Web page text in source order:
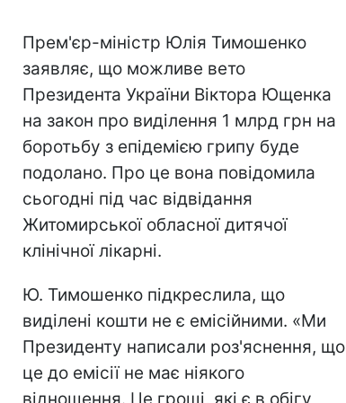
Прем'єр-міністр Юлія Тимошенко
заявляє, що можливе вето
Президента України Віктора Ющенка
на закон про виділення 1 млрд грн на
боротьбу з епідемією грипу буде
подолано. Про це вона повідомила
сьогодні під час відвідання
Житомирської обласної дитячої
клінічної лікарні.
Ю. Тимошенко підкреслила, що
виділені кошти не є емісійними. «Ми
Президенту написали роз'яснення, що
це до емісії не має ніякого